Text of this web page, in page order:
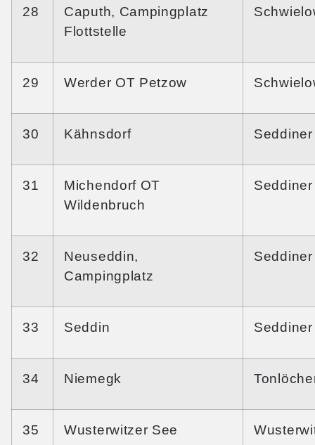
28
Caputh, Campingplatz
Flottstelle
29 Werder OT Petzow
30 Kähnsdorf
31
Michendorf OT
Wildenbruch
32
Neuseddin,
Campingplatz
33 Seddin
34 Niemegk
35 Wusterwitzer See